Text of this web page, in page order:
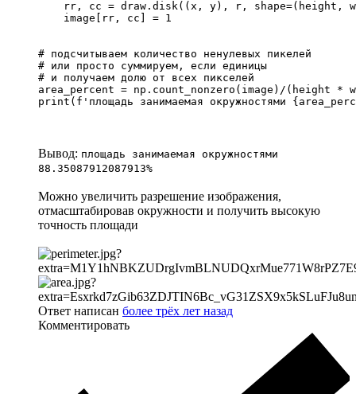
rr, cc = draw.disk((x, y), r, shape=(height,
    image[rr, cc] = 1
# подсчитываем количество ненулевых пикелей
# или просто суммируем, если единицы
# и получаем долю от всех пикселей
area_percent = np.count_nonzero(image)/(height *
print(f'площадь занимаемая окружностями
Вывод: площадь занимаемая окружностями
88.35087912087913%
Можно увеличить разрешение изображения,
отмасштабировав окружности и получить высокую
точность площади
Ответ написан более трёх лет назад
Комментировать